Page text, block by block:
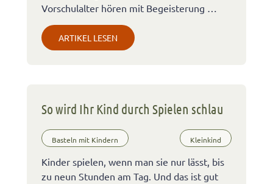
Vorschulalter hören mit Begeisterung …
ARTIKEL LESEN
So wird Ihr Kind durch Spielen schlau
Basteln mit Kindern Kleinkind
Kinder spielen, wenn man sie nur lässt, bis
zu neun Stunden am Tag. Und das ist gut